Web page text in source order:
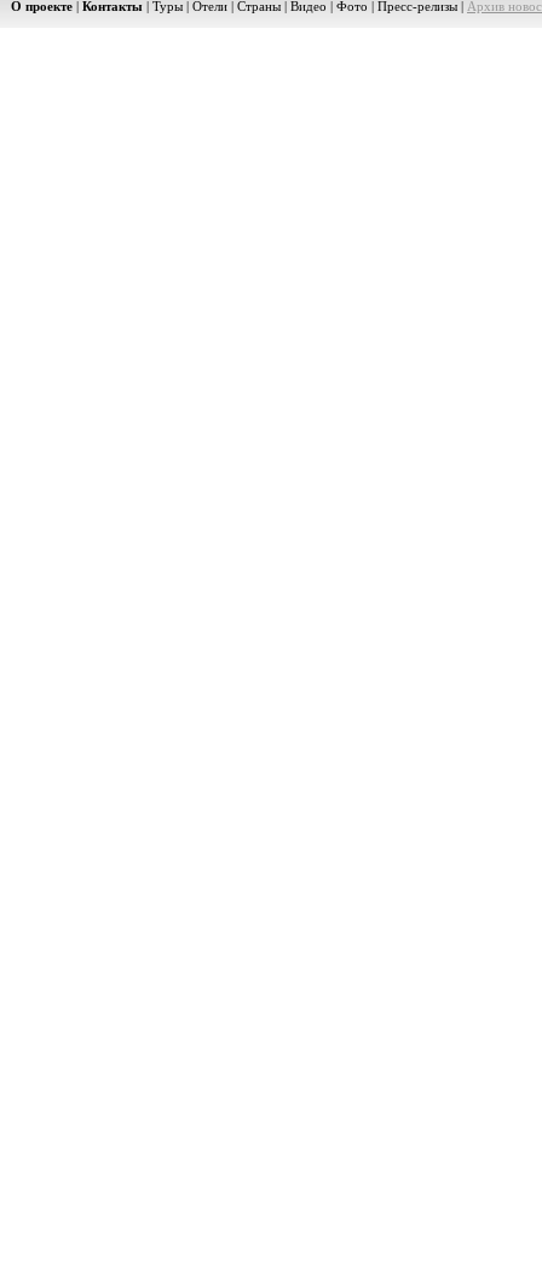
О проекте | Контакты | Туры | Отели | Страны | Видео | Фото | Пресс-релизы | Архив